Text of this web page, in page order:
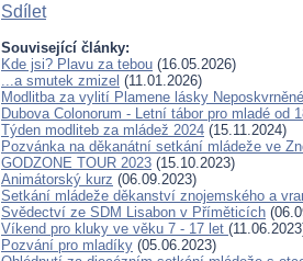
Sdílet
Související články:
Kde jsi? Plavu za tebou (16.05.2026)
...a smutek zmizel (11.01.2026)
Modlitba za vylití Plamene lásky
Dubova Colonorum - Letní tábor pro mladé od
Týden modliteb za mládež 2024 (15.11.2024)
Pozvánka na děkanátní setkání mládeže ve
GODZONE TOUR 2023 (15.10.2023)
Animátorský kurz (06.09.2023)
Setkání mládeže děkanství znojemského a
Svědectví ze SDM Lisabon v Příměticích
Víkend pro kluky ve věku 7 - 17 let
Pozvání pro mladíky (05.06.2023)